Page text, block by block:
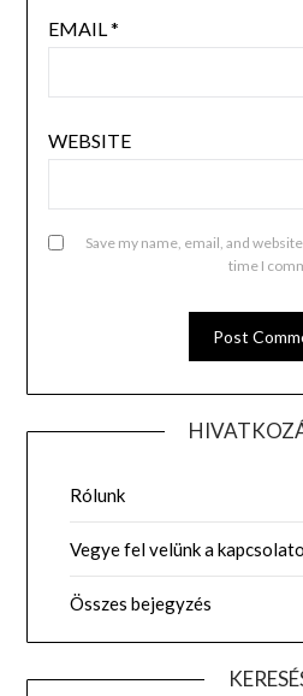
EMAIL*
WEBSITE
Save my name, email, and
time I
Rólunk
Vegye fel velünk a
Összes bejegyzés